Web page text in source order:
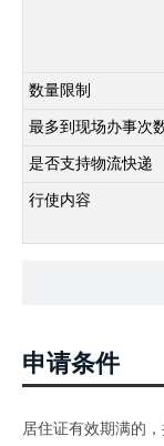
数量限制
最多到现场办事次
是否支持物流快递
行使内容
申请条件
居住证有效期满的